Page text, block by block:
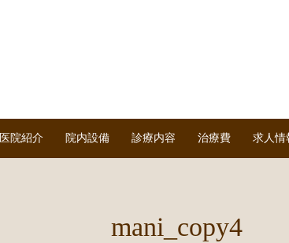
院紹介 院内設備 診療内容 治療費 求人情
mani_copy4